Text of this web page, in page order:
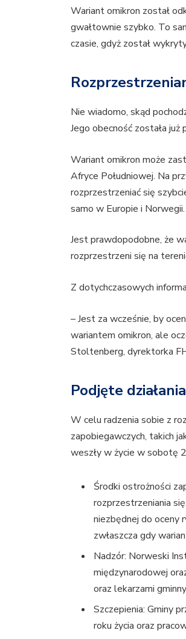
Wariant omikron został
gwałtownie szybko. To
czasie, gdyż został
Nie wiadomo, skąd
Jego obecność została
Wariant omikron może
Afryce Południowej. Na
rozprzestrzeniać się
samo w Europie i Norwegii.
Jest prawdopodobne, że
rozprzestrzeni się na
Z dotychczasowych
– Jest za wcześnie, by
wariantem omikron, ale
Stoltenberg, dyrektorka
Podjęte działania
W celu radzenia sobie z
zapobiegawczych, takich
weszły w życie w sobotę
Środki ostrożności
rozprzestrzeniania
niezbędnej do oceny
zwłaszcza gdy
Nadzór: Norweski
międzynarodowej
oraz lekarzami
Szczepienia: Gminy
roku życia oraz